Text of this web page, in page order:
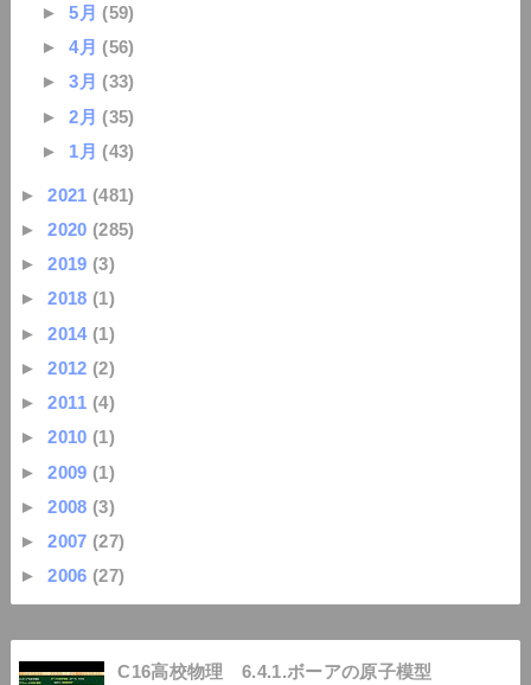
►5月 (59)
►4月 (56)
►3月 (33)
►2月 (35)
► 1月 (43)
►2021 (481)
►2020 (285)
►2019 (3)
►2018 (1)
►2014 (1)
►2012 (2)
►2011 (4)
►2010 (1)
►2009 (1)
►2008 (3)
►2007 (27)
►2006 (27)
C16高校物理 6.4.1.ボーアの原子模型